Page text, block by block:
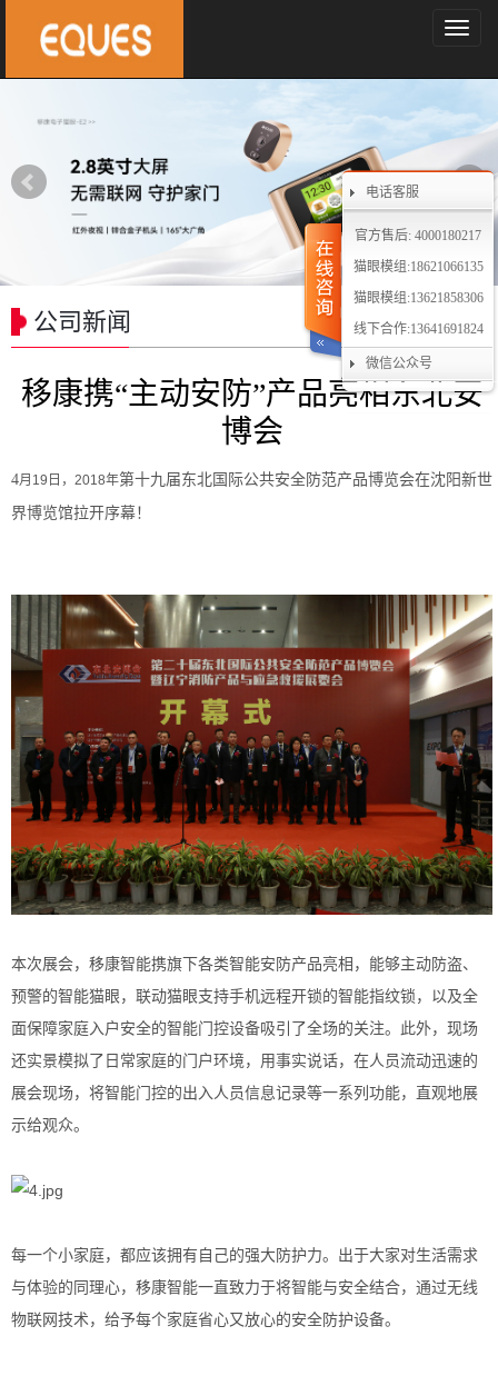
电话客服
官方售后: 4000180217
猫眼模组:18621066135
猫眼模组:13621858306
线下合作:13641691824
微信公众号
导
菜
公司新闻
移康携“主动安防”产品亮相东北安
博会
4月 19 日， 2018年第十九届东北国际公共安全防范产品博览会在沈阳新世
界博览馆拉开序幕！
本次展会，移康智能携旗下各类智能安防产品亮相，能够主动防盗、
预警的智能猫眼，联动猫眼支持手机远程开锁的智能指纹锁，以及全
面保障家庭入户安全的智能门控设备吸引了全场的关注。此外，现场
还实景模拟了日常家庭的门户环境，用事实说话，在人员流动迅速的
展会现场，将智能门控的出入人员信息记录等一系列功能，直观地展
示给观众。
每一个小家庭，都应该拥有自己的强大防护力。出于大家对生活需求
与体验的同理心，移康智能一直致力于将智能与安全结合，通过无线
物联网技术，给予每个家庭省心又放心的安全防护设备。